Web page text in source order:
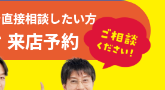
接相談したい方
来店予約